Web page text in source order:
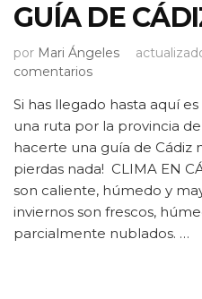
GUÍA DE
por Mari Ángeles
comentariosen
DE
CÁDIZ
Si has llegado hasta aquí
una ruta por la provincia
hacerte una guía de Cádiz
pierdas nada! CLIMA EN
son caliente, húmedo y
inviernos son frescos,
parcialmente nublados. …